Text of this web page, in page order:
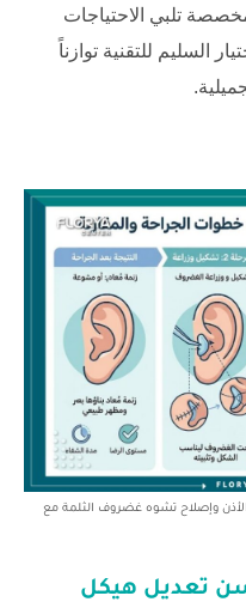
تلبي الاحتياجات
السليم للتقنية توازناً
وإصلاح تشوه غضروف الثلمة مع
تعديل هيكل